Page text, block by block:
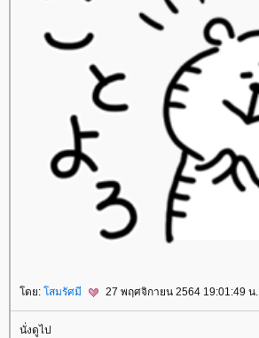
ดย: สมรัศมี 27 พฤศจิกายน 2564 19:01:49 น.
นั่งดูไป